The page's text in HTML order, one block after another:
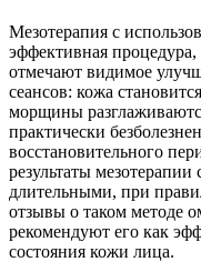
Мезотерапия с
эффективная
отмечают видимое
сеансов: кожа
морщины
практически
восстановительного
результаты
длительными, при
отзывы о таком методе
рекомендуют его как
состояния кожи лица.